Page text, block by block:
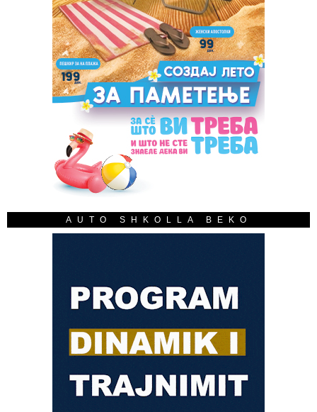
AUTO SHKOLLA BEKO